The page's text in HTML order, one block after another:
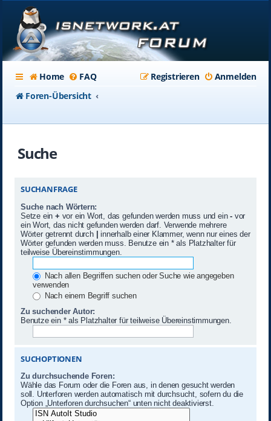
Home FAQ Anmelden
Registrieren
Foren-Übersicht
Suche
SUCHANFRAGE
Suche nach Wörtern:
Setze ein + vor ein Wort, das gefunden werden muss und ein-vor
ein Wort, das nicht gefunden werden darf. Verwende mehrere
Wörter getrennt durch | innerhalb einer Klammer, wenn nur eines der
Wörter gefunden werden muss. Benutze ein * als Platzhalter für
teilweise Übereinstimmungen.
Nach allen Begriffen suchen oder Suche wie angegeben
verwenden
Nach einem Begriff suchen
Zu suchender Autor:
Benutze ein * als Platzhalter für teilweise Übereinstimmungen.
SUCHOPTIONEN
Zu durchsuchende Foren:
Wähle das Forum oder die Foren aus, in denen gesucht werden
soll. Unterforen werden automatisch mit durchsucht, sofern du die
Option „Unterforen durchsuchen“ unten nicht deaktivierst.